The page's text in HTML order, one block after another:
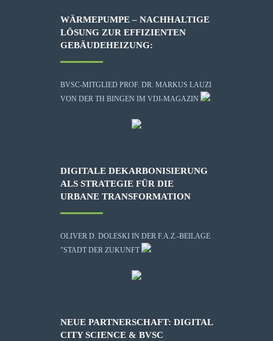
WÄRMEPUMPE – NACHHALTIGE
LÖSUNG ZUR EFFIZIENTEN
GEBÄUDEHEIZUNG:
BVSC-MITGLIED PROF. DR. MARKUS LAUZI
VON DER TH BINGEN IM VDI-MAGAZIN
DIGITALE DEKARBONISIERUNG
ALS STRATEGIE FÜR DIE
URBANE TRANSFORMATION
OLIVER D. DOLESKI IN DER F.A.Z.-BEILAGE
"STADT DER ZUKUNFT
NEUE PARTNERSCHAFT: DIGITAL
CITY SCIENCE & BVSC